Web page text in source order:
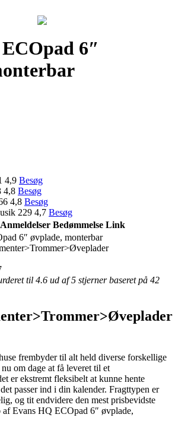
6″
4,9 Besøg
4,8 Besøg
4,8 Besøg
229 4,7 Besøg
Anmeldelser Bedømmelse Link
6″ øvplade, monterbar
til 4.6 ud af 5 stjerner baseret på 42
frembyder til alt held diverse forskellige
om dage at få leveret til et
er ekstremt fleksibelt at kunne hente
passer ind i din kalender. Fragttypen er
og tit endvidere den mest prisbevidste
Evans HQ ECOpad 6″ øvplade,